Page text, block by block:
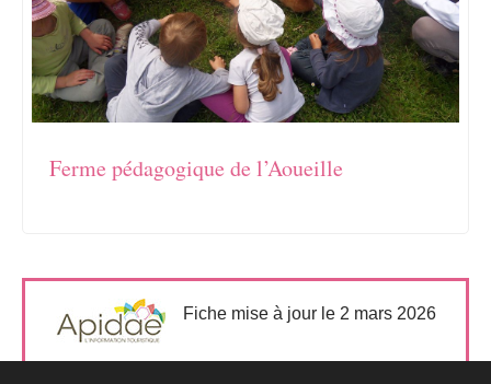
Ferme pédagogique de l’Aoueille
Fiche mise à jour le 2 mars 2026